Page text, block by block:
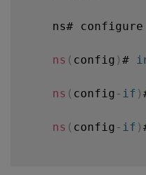
ns# configure
ns ( config ) #
ns ( config - if )
ns ( config - if )